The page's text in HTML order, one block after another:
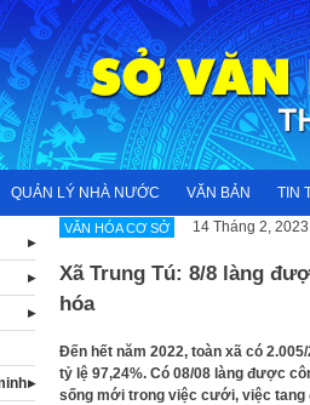
QUẢN LÝ NHÀ NƯỚC VĂN BẢN TIN
VĂN HÓA CƠ SỞ 14 Tháng 2, 2023
Xã Trung Tú: 8/8 làng
hóa
Đến hết năm 2022, toàn xã có
tỷ lệ 97,24%. Có 08/08 làng được
sống mới trong việc cưới, việc tang